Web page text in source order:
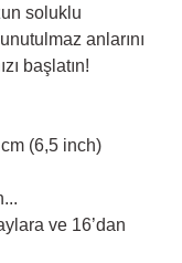
soluklu
anlarını
başlatın!
(6,5 inch)
ve 16’dan